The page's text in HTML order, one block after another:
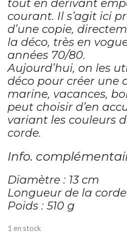
tout en dérivant
courant. Il s’agit ici
d’une copie,
la déco, très en
années 70/80.
Aujourd’hui, on les
déco pour créer une
marine, vacances,
peut choisir d’en
variant les couleurs
corde.
Info.
Diamètre : 13 cm
Longueur de la
Poids : 510 g
1 en stock